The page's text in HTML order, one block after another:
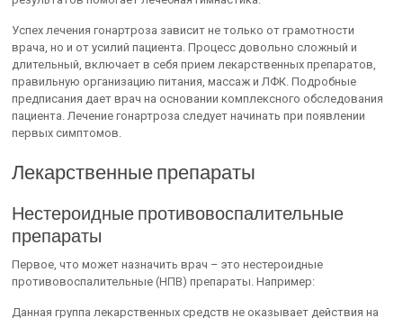
Успех лечения гонартроза зависит не только от грамотности
врача, но и от усилий пациента. Процесс довольно сложный и
длительный, включает в себя прием лекарственных препаратов,
правильную организацию питания, массаж и ЛФК. Подробные
предписания дает врач на основании комплексного обследования
пациента. Лечение гонартроза следует начинать при появлении
первых симптомов.
Лекарственные препараты
Нестероидные противовоспалительные
препараты
Первое, что может назначить врач – это нестероидные
противовоспалительные (НПВ) препараты. Например:
Данная группа лекарственных средств не оказывает действия на